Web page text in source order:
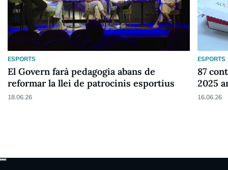
ESPORTS
El Govern farà pedagogia abans de
reformar la llei de patrocinis esportius
18.06.26
ESPORTS
87
2025
16.06.26